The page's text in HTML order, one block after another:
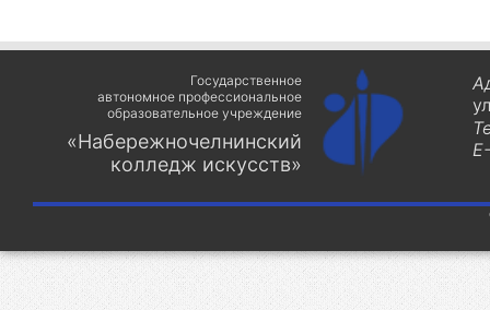
Государственное
автономное профессиональное
образовательное учреждение
«Набережночелнинский
колледж искусств»